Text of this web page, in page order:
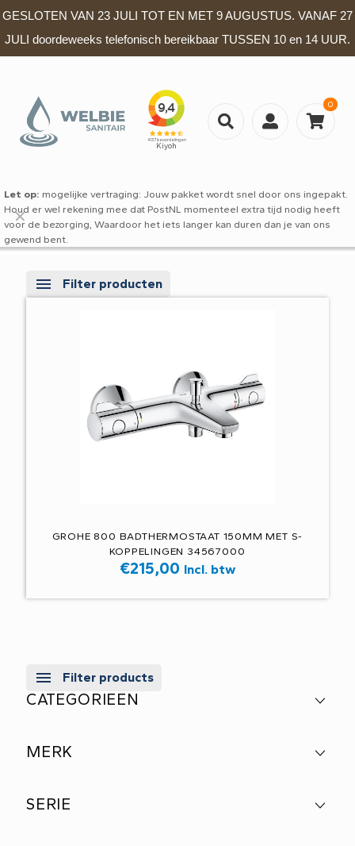
GESLOTEN VAN 23 JULI TOT EN MET 9 AUGUSTUS. VANAF 27
JULI doordeweeks telefonisch bereikbaar TUSSEN 10 en 14 UUR.
0
Let op: mogelijke vertraging: Jouw pakket wordt snel door ons ingepakt.
Houd er wel rekening mee dat PostNL momenteel extra tijd nodig heeft
voor de bezorging, Waardoor het iets langer kan duren dan je van ons
gewend bent.
✕
Filter producten
GROHE 800 BADTHERMOSTAAT 150MM MET S-
KOPPELINGEN 34567000
€215,00 Incl. btw
Filter products
CATEGORIEEN
MERK
SERIE